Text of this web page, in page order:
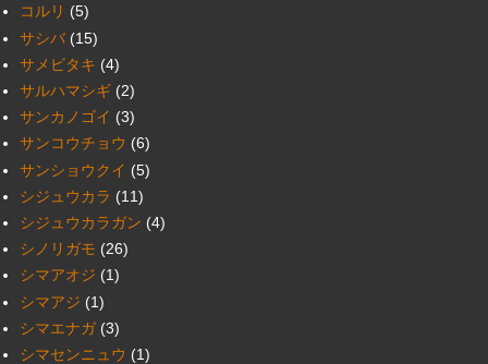
コルリ (5)
サシバ (15)
サメビタキ (4)
サルハマシギ (2)
サンカノゴイ (3)
サンコウチョウ (6)
サンショウクイ (5)
シジュウカラ (11)
シジュウカラガン (4)
シノリガモ (26)
シマアオジ (1)
シマアジ (1)
シマエナガ (3)
シマセンニュウ (1)